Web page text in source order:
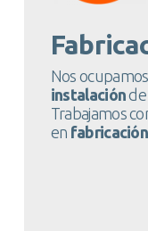
Nos
instalaciónde
Trabajamos
en